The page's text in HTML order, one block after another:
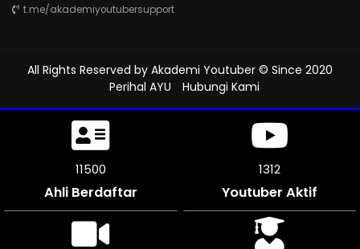
t.me/akademiyoutubersupport
All Rights Reserved by Akademi Youtuber © Since 2020
Perihal AYU
Hubungi Kami
11500
Ahli Berdaftar
1312
Youtuber Aktif